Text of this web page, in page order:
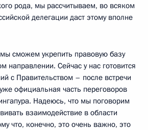
рода, мы рассчитываем, во всяком
делегации даст этому вполне
сможем укрепить правовую базу
направлении. Сейчас у нас готовится
с Правительством – после встречи
официальная часть переговоров
Надеюсь, что мы поговорим
взаимодействие в области
что, конечно, это очень важно, это